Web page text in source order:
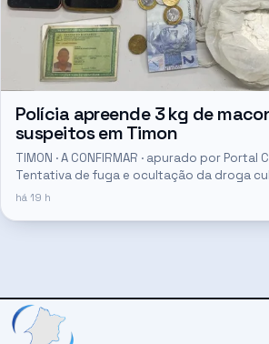
Polícia apreende 3 kg de
suspeitos em Timon
TIMON · A CONFIRMAR · apurado por Portal
Tentativa de fuga e ocultação da droga
segundo o Portal Clube News.
há 19 h